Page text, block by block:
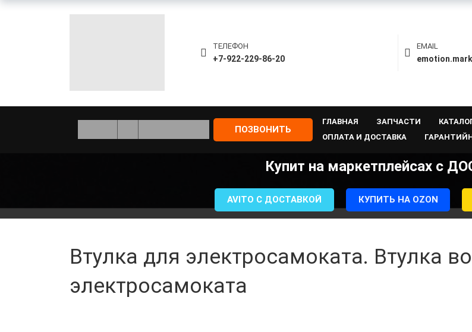
ТЕЛЕФОН
+7-922-229-86-20
EMAIL
ПОЗВОНИТЬ
ГЛАВНАЯ ЗАПЧАСТИ
ОПЛАТА И ДОСТАВКА
Купит на маркетплейсах с
AVITO С ДОСТАВКОЙ КУПИТЬ НА OZON
Втулка для электросамоката. Втулка
электросамоката